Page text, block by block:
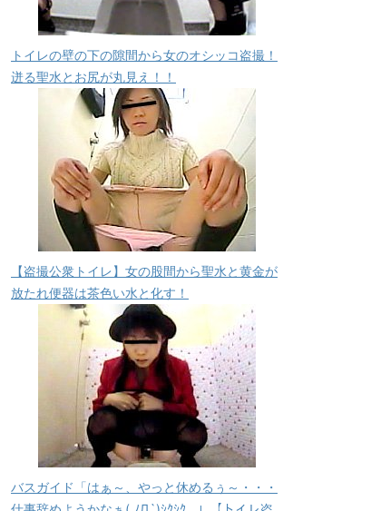
トイレの壁の下の隙間から女のオシッコ盗撮！
迸る聖水とお尻が丸見え！！
【盗撮公衆トイレ】女の股間から聖水と黄金が
放たれ便器は茶色い水と化す！
バスガイド「はぁ～、やっと休めるぅ～・・・